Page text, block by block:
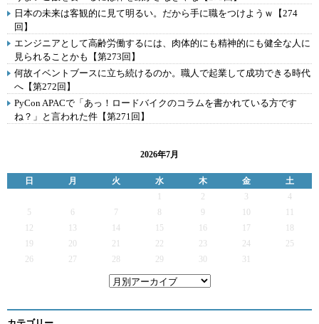
日本の未来は客観的に見て明るい。だから手に職をつけようｗ【274
回】
エンジニアとして高齢労働するには、肉体的にも精神的にも健全な人に
見られることかも【第273回】
何故イベントブースに立ち続けるのか。職人で起業して成功できる時代
へ【第272回】
PyCon APACで「あっ！ロードバイクのコラムを書かれている方です
ね？」と言われた件【第271回】
2026年7月
日 月 火 水 木 金
土
2 3
4
5
6 7 9
12
13 14 15 16 17
19
20 21 22 23 24
25
26
27 28 29 30 31